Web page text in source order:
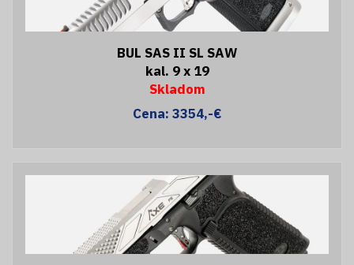
BUL SAS II SL SAW
kal. 9 x 19
Skladom
Cena: 3354,-€